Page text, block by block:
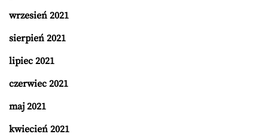
wrzesień 2021
sierpień 2021
lipiec 2021
czerwiec 2021
maj 2021
kwiecień 2021